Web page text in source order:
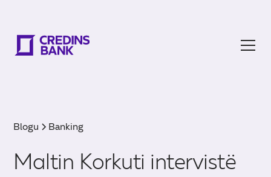
Blogu Banking
Maltin Korkuti intervistë